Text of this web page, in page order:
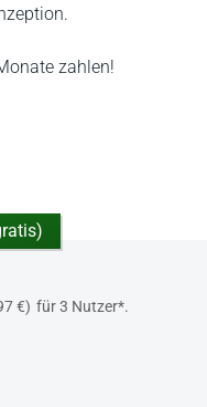
zahlen!
€) für 3 Nutzer*.